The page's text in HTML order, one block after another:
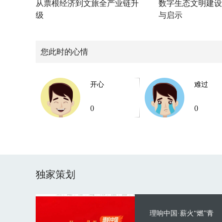
从票根经济到文旅全产业链升
级
数字生态文明建
与启示
您此时的心情
开心
0
难过
0
独家策划
理响中国·薪火“燃”青